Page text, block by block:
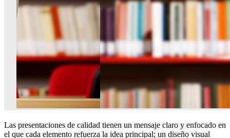
Las presentaciones de calidad tienen un mensaje claro y enfocado en
el que cada elemento refuerza la idea principal; un diseño visual